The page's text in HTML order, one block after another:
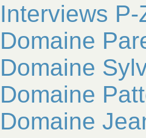
Interviews P-
Domaine
Domaine
Domaine
Domaine